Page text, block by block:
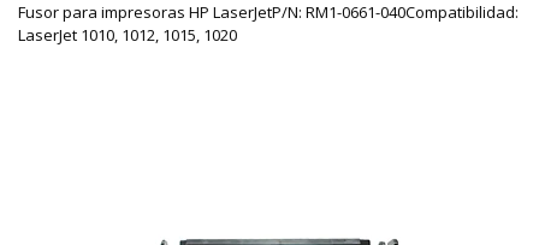
Fusor para impresoras HP LaserJetP/N: RM1-0661-040Compatibilidad:
LaserJet 1010, 1012, 1015, 1020